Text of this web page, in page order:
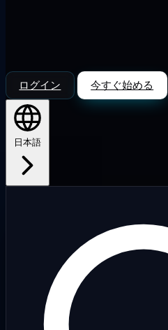
ログイン 今すぐ始める
日本語